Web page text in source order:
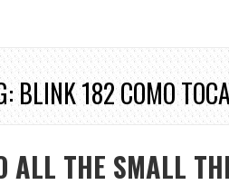
BLINK 182 COMO
ALL THE SMALL